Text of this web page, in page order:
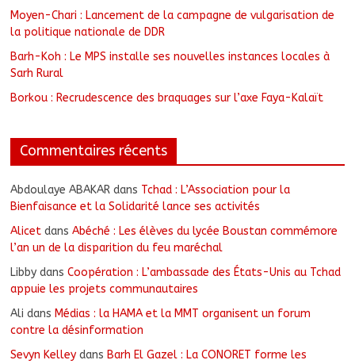
Moyen-Chari : Lancement de la campagne de vulgarisation de
la politique nationale de DDR
Barh-Koh : Le MPS installe ses nouvelles instances locales à
Sarh Rural
Borkou : Recrudescence des braquages sur l’axe Faya-Kalaït
Commentaires récents
Abdoulaye ABAKAR dans Tchad : L’Association pour la
Bienfaisance et la Solidarité lance ses activités
Alicet dansAbéché : Les élèves du lycée Boustan commémore
l’an un de la disparition du feu maréchal
Libby dansCoopération : L’ambassade des États-Unis au Tchad
appuie les projets communautaires
Ali dansMédias : la HAMA et la MMT organisent un forum
contre la désinformation
Sevyn Kelley dansBarh El Gazel : La CONORET forme les